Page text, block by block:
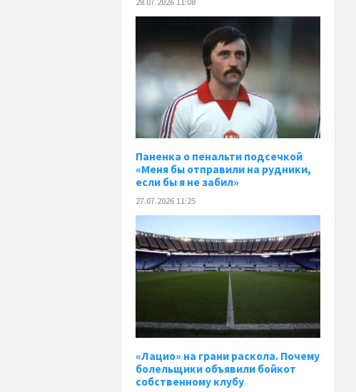
Паненка o пенальти подсечкой
«Меня бы отправили на рудники,
если бы я не забил»
27.07.2026 11:25
«Лацио» на грани раскола. Почему
болельщики объявили бойкот
собственному клубу